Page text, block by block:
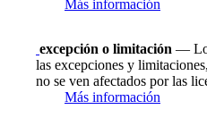
Más información
excepción o limitación —
las excepciones y
no se ven afectados por las
Más información